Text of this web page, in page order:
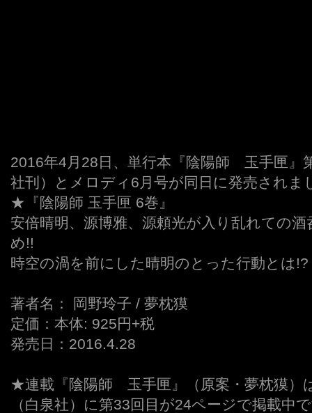
2016年4月28日、単行本『陰陽師 玉手匣』
社刊）とメロディ6月号が同日に発売されま
★『陰陽師 玉手匣 6巻』
安倍晴明、源博雅、源頼光が入り乱れての
め!!
時空の渦を前にした晴明のとった行動とは!?
著者名： 岡野玲子 / 夢枕獏
定価：本体: 925円+税
発売日：2016.4.28
★連載『陰陽師 玉手匣』（原案・夢枕獏）
（白泉社）に第33回目が24ページで掲載中